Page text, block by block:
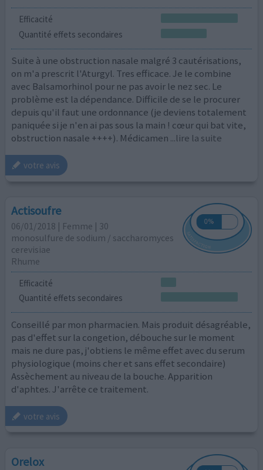
Efficacité
Quantité effets secondaires
Suite à une obstruction nasale malgré 3 cautérisations,
on m'a prescrit l'Aturgyl. Tres efficace. Je le combine
avec Balsamorhinol pour ne pas avoir le nez sec. Le
problème est la dépendance. Difficile de se le procurer
depuis qu'il faut une ordonnance (je deviens totalement
paniquée si je n'en ai pas sous la main ! cœur qui bat vite,
obstruction nasale ++++). Médicamen ...lire la suite
votre avis
Actisoufre
06/01/2018 | Femme | 30
monosulfure de sodium / saccharomyces
cerevisiae
Rhume
Efficacité
Quantité effets secondaires
Conseillé par mon pharmacien. Mais produit désagréable,
pas d'effet sur la congetion, débouche sur le moment
mais ne dure pas, j'obtiens le même effet avec du serum
physiologique (moins cher et sans effet secondaire)
Assèchement au niveau de la bouche. Apparition
d'aphtes. J'arrête ce traitement.
votre avis
Orelox